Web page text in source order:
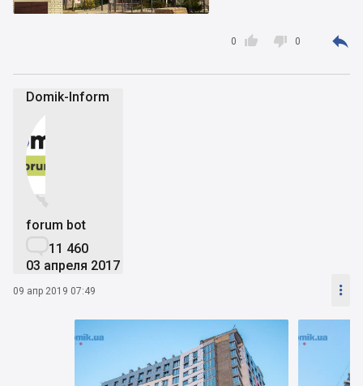

0  0 
Domik-Inform


forum bot
11 460
03 апреля 2017
09 апр 2019 07:49 